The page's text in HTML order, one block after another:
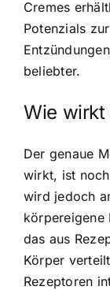
Cremes
Potenzials
beliebter.
Wie wirkt
Der genaue
wirkt, ist
wird jedoch
körpereigene
das aus
Körper
Rezeptoren